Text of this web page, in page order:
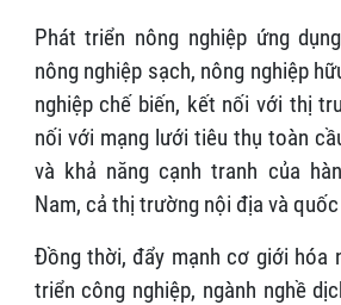
Phát triển nông nghiệp ứng
nông nghiệp sạch, nông nghiệp
nghiệp chế biến, kết nối với thị
nối với mạng lưới tiêu thụ toàn
và khả năng cạnh tranh của
Nam, cả thị trường nội địa và
Đồng thời, đẩy mạnh cơ giới hóa
triển công nghiệp, ngành nghề